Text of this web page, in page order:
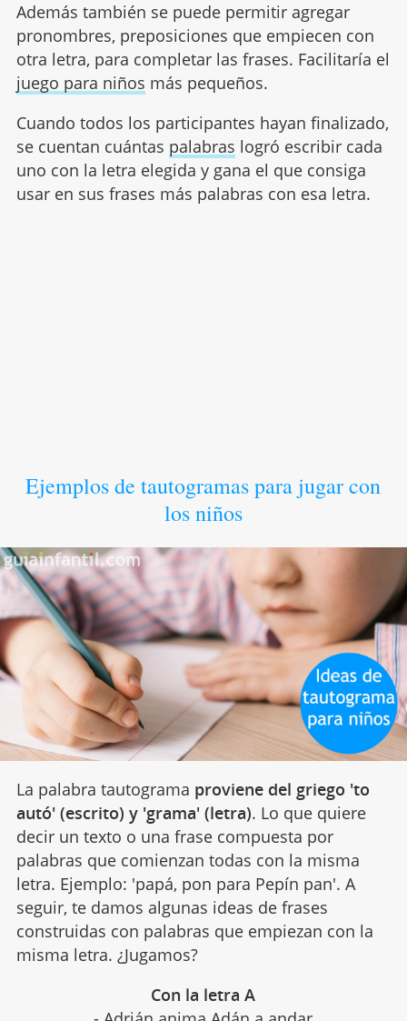
Además también se puede permitir agregar
pronombres, preposiciones que empiecen con
otra letra, para completar las frases. Facilitaría el
juego para niños más pequeños.
Cuando todos los participantes hayan finalizado,
se cuentan cuántas palabras logró escribir cada
uno con la letra elegida y gana el que consiga
usar en sus frases más palabras con esa letra.
Ejemplos de tautogramas para jugar con
los niños
La palabra tautograma proviene del griego 'to
autó' (escrito) y 'grama' (letra). Lo que quiere
decir un texto o una frase compuesta por
palabras que comienzan todas con la misma
letra. Ejemplo: 'papá, pon para Pepín pan'. A
seguir, te damos algunas ideas de frases
construidas con palabras que empiezan con la
misma letra. ¿Jugamos?
Con la letra A